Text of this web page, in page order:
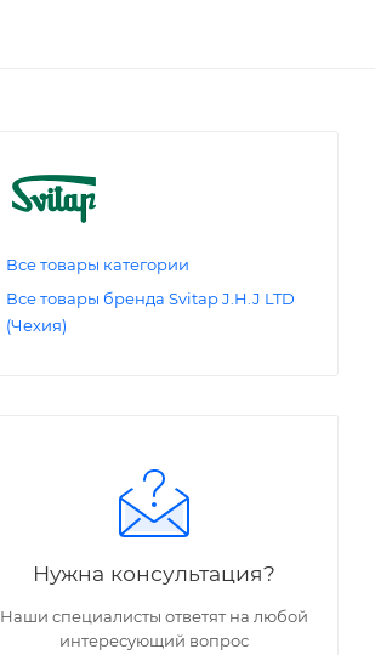
Все товары категории
Все товары бренда Svitap J.H.J LTD
(Чехия)
Нужна консультация?
Наши специалисты ответят на любой
интересующий вопрос